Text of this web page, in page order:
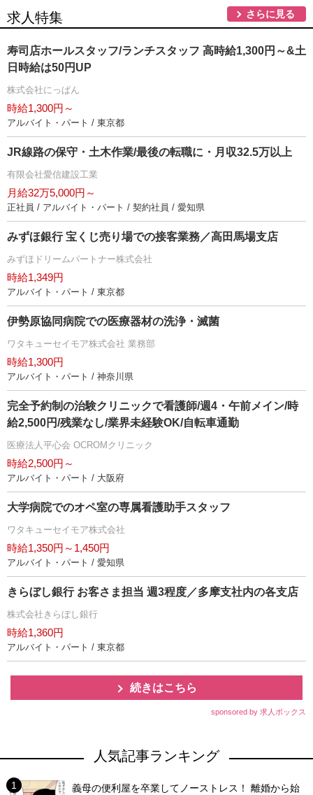
求人特集 さらに見る
寿司店ホールスタッフ/ランチスタッフ 高時給1,300円～&土
日時給は50円UP
株式会社にっぱん
時給1,300円～
アルバイト・パート / 東京都
JR線路の保守・土木作業/最後の転職に・月収32.5万以上
有限会社愛信建設工業
月給32万5,000円～
正社員 / アルバイト・パート / 契約社員 / 愛知県
みずほ銀行 宝くじ売り場での接客業務／高田馬場支店
みずほドリームパートナー株式会社
時給1,349円
アルバイト・パート / 東京都
伊勢原協同病院での医療器材の洗浄・滅菌
ワタキューセイモア株式会社 業務部
時給1,300円
アルバイト・パート / 神奈川県
完全予約制の治験クリニックで看護師/週4・午前メイン/時
給2,500円/残業なし/業界未経験OK/自転車通勤
医療法人平心会 OCROMクリニック
時給2,500円～
アルバイト・パート / 大阪府
大学病院でのオペ室の専属看護助手スタッフ
ワタキューセイモア株式会社
時給1,350円～1,450円
アルバイト・パート / 愛知県
きらぼし銀行 お客さま担当 週3程度／多摩支社内の各支店
株式会社きらぼし銀行
時給1,360円
アルバイト・パート / 東京都
続きはこちら
sponsored by 求人ボックス
人気記事ランキング
義母の便利屋を卒業してノーストレス！ 離婚から始